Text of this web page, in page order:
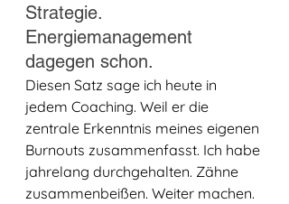
Strategie.
Energiemanagement
dagegen schon.
Diesen Satz sage ich heute in
jedem Coaching. Weil er die
zentrale Erkenntnis meines eigenen
Burnouts zusammenfasst. Ich habe
jahrelang durchgehalten. Zähne
zusammenbeißen. Weiter machen.